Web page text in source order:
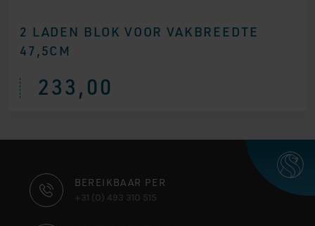
2 LADEN BLOK VOOR VAKBREEDTE
47,5CM
233,00
CONTACT
INFORMATIE
BEREIKBAAR PER
+31 (0) 493 310 515